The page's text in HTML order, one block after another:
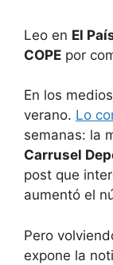
Leo en El
COPE por
En los
verano. Lo
semanas: la
Carrusel
post que
aumentó el
Pero
expone la